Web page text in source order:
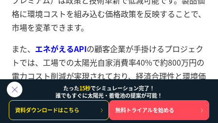
格に環境コストを組み込む価格政策を反映することで、
市場を変革できます。
また、 エネがえるAPIの顧客企業が手掛けるプロジェク
トでは、工場での太陽光自家消費率40%で約800万円の
電力コスト削減が実現されており、経済合理性と環境価
値の両立が可能であることが示されています。
たった15秒でシミュレーション完了！
誰でもすぐに太陽光・蓄電池の提案が可能！
資料ダウンロードはこちら
無料トライアルを始める